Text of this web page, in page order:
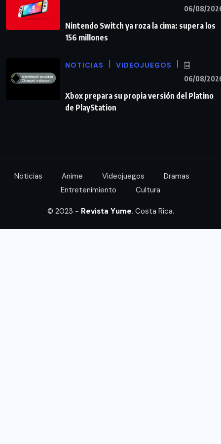
06/08/
Nintendo Switch ya roza la cima: supera los
156 millones
NOTICIAS VIDEOJUEGOS
06/08/
Xbox prepara su propia versión del Platino
de PlayStation
Noticias Anime Videojuegos
Dramas
Entretenimiento
Cultura
© 2023 - Revista Yume. Costa Rica.